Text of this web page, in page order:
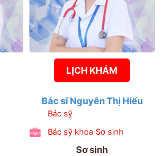
LỊCH KHÁM
Bác sĩ Nguyễn Thị Hiếu
Bác sỹ
Bác sỹ khoa Sơ sinh
Sơ sinh